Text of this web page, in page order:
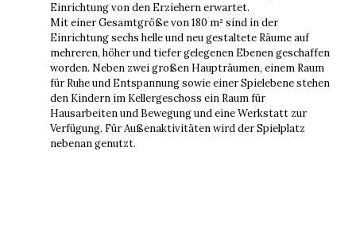
Einrichtung von den Erziehern erwartet.
Mit einer Gesamtgröße von 180 m² sind in der
Einrichtung sechs helle und neu gestaltete Räume auf
mehreren, höher und tiefer gelegenen Ebenen geschaffen
worden. Neben zwei großen Haupträumen, einem Raum
für Ruhe und Entspannung sowie einer Spielebene stehen
den Kindern im Kellergeschoss ein Raum für
Hausarbeiten und Bewegung und eine Werkstatt zur
Verfügung. Für Außenaktivitäten wird der Spielplatz
nebenan genutzt.